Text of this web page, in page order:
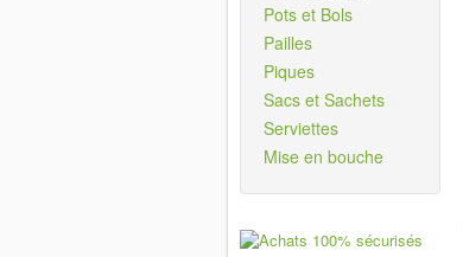
Pots et Bols
Pailles
Piques
Sacs et Sachets
Serviettes
Mise en bouche